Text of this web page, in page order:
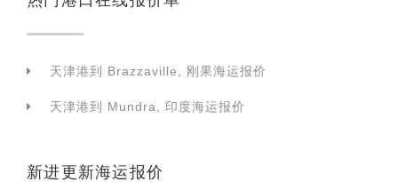
天津港到 Brazzaville, 刚果海运报价
天津港到 Mundra, 印度海运报价
新进更新海运报价